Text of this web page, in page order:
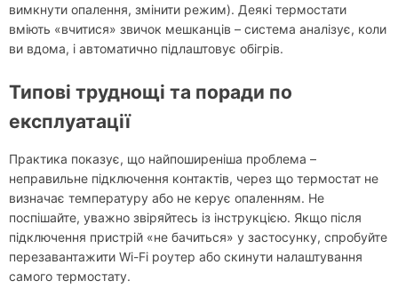
вимкнути опалення, змінити режим). Деякі термостати
вміють «вчитися» звичок мешканців – система аналізує, коли
ви вдома, і автоматично підлаштовує обігрів.
Типові труднощі та поради по
експлуатації
Практика показує, що найпоширеніша проблема –
неправильне підключення контактів, через що термостат не
визначає температуру або не керує опаленням. Не
поспішайте, уважно звіряйтесь із інструкцією. Якщо після
підключення пристрій «не бачиться» у застосунку, спробуйте
перезавантажити Wi-Fi роутер або скинути налаштування
самого термостату.